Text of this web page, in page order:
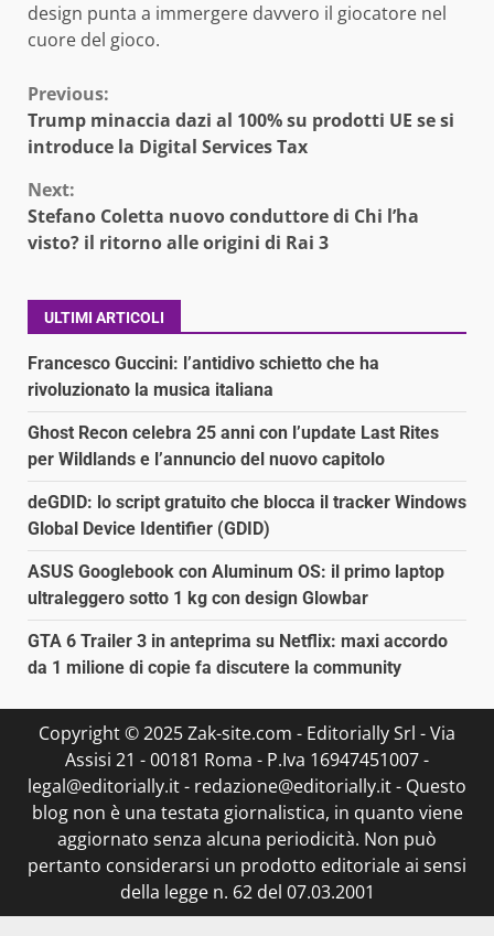
design punta a immergere davvero il giocatore nel
cuore del gioco.
Continue
Reading
Previous:
Trump minaccia dazi al 100% su prodotti UE se si
introduce la Digital Services Tax
Next:
Stefano Coletta nuovo conduttore di Chi l’ha
visto? il ritorno alle origini di Rai 3
ULTIMI ARTICOLI
Francesco Guccini: l’antidivo schietto che ha
rivoluzionato la musica italiana
Ghost Recon celebra 25 anni con l’update Last Rites
per Wildlands e l’annuncio del nuovo capitolo
deGDID: lo script gratuito che blocca il tracker Windows
Global Device Identifier (GDID)
ASUS Googlebook con Aluminum OS: il primo laptop
ultraleggero sotto 1 kg con design Glowbar
GTA 6 Trailer 3 in anteprima su Netflix: maxi accordo
da 1 milione di copie fa discutere la community
Copyright © 2025 Zak-site.com - Editorially Srl - Via
Assisi 21 - 00181 Roma - P.Iva 16947451007 -
legal@editorially.it - redazione@editorially.it - Questo
blog non è una testata giornalistica, in quanto viene
aggiornato senza alcuna periodicità. Non può
pertanto considerarsi un prodotto editoriale ai sensi
della legge n. 62 del 07.03.2001